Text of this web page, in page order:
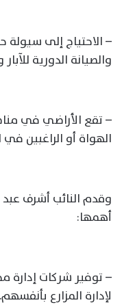
– الاحتياج إلى سيولة
والصيانة الدورية
– تقع الأراضي في
الهواة أو الراغبين
وقدم النائب أشرف عبد
أهمها:
– توفير شركات إدارة
لإدارة المزارع بأنفسهم.